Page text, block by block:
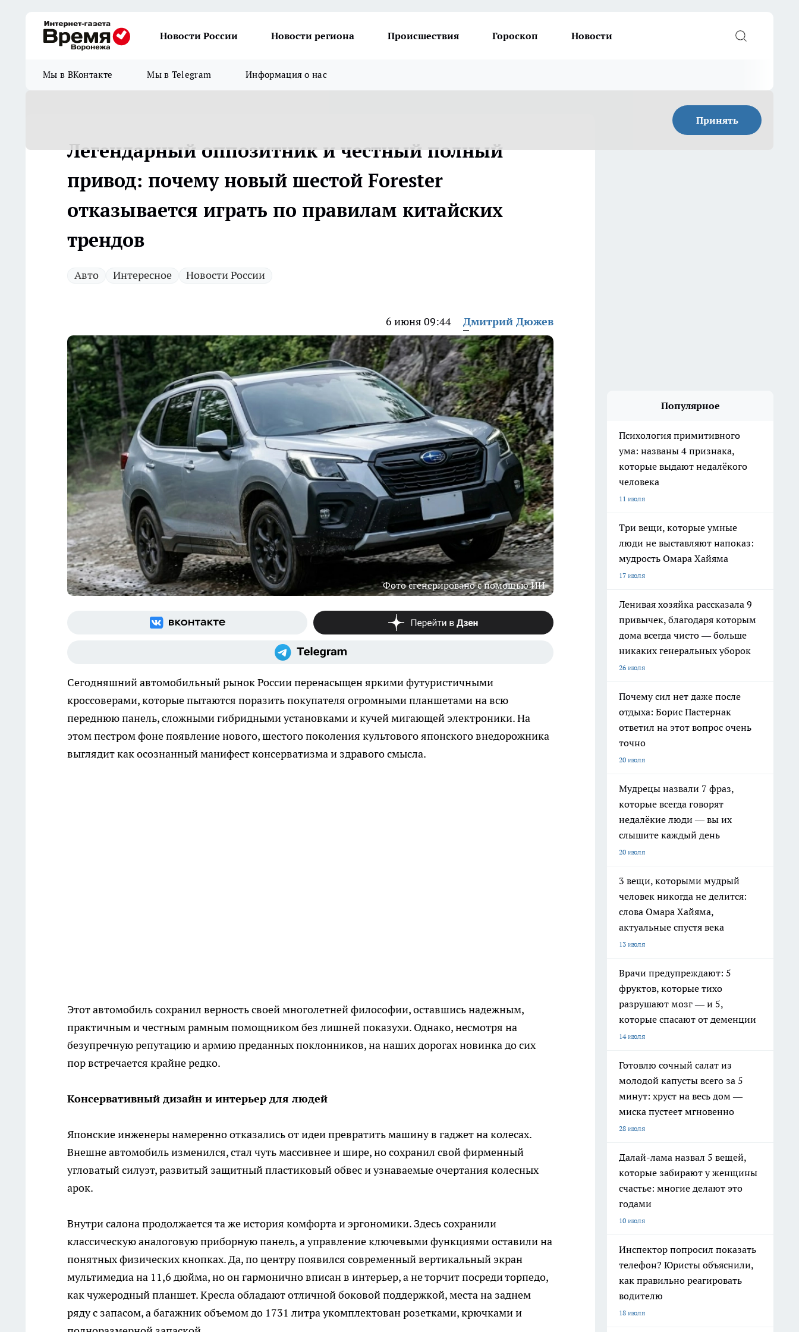
Новости России Новости региона Происшествия Гороскоп Новости
Мы в ВКонтакте Мы в Telegram Информация о нас
Принять
Легендарный оппозитник и честный полный
привод: почему новый шестой Forester
отказывается играть по правилам китайских
трендов
Авто Интересное Новости России
6 июня 09:44 Дмитрий Дюжев
Фото сгенерировано с помощью ИИ
Сегодняшний автомобильный рынок России перенасыщен яркими футуристичными
кроссоверами, которые пытаются поразить покупателя огромными планшетами на всю
переднюю панель, сложными гибридными установками и кучей мигающей электроники. На
этом пестром фоне появление нового, шестого поколения культового японского внедорожника
выглядит как осознанный манифест консерватизма и здравого смысла.
Этот автомобиль сохранил верность своей многолетней философии, оставшись надежным,
практичным и честным рамным помощником без лишней показухи. Однако, несмотря на
безупречную репутацию и армию преданных поклонников, на наших дорогах новинка до сих
пор встречается крайне редко.
Консервативный дизайн и интерьер для людей
Японские инженеры намеренно отказались от идеи превратить машину в гаджет на колесах.
Внешне автомобиль изменился, стал чуть массивнее и шире, но сохранил свой фирменный
угловатый силуэт, развитый защитный пластиковый обвес и узнаваемые очертания колесных
арок.
Внутри салона продолжается та же история комфорта и эргономики. Здесь сохранили
классическую аналоговую приборную панель, а управление ключевыми функциями оставили на
понятных физических кнопках. Да, по центру появился современный вертикальный экран
мультимедиа на 11,6 дюйма, но он гармонично вписан в интерьер, а не торчит посреди торпедо,
как чужеродный планшет. Кресла обладают отличной боковой поддержкой, места на заднем
ряду с запасом, а багажник объемом до 1731 литра укомплектован розетками, крючками и
Популярное
Психология примитивного
ума: названы 4 признака,
которые выдают недалёкого
человека
11 июля
Три вещи, которые умные
люди не выставляют напоказ:
мудрость Омара Хайяма
17 июля
Ленивая хозяйка рассказала 9
привычек, благодаря которым
дома всегда чисто — больше
никаких генеральных уборок
26 июля
Почему сил нет даже после
отдыха: Борис Пастернак
ответил на этот вопрос очень
точно
20 июля
Мудрецы назвали 7 фраз,
которые всегда говорят
недалёкие люди — вы их
слышите каждый день
20 июля
3 вещи, которыми мудрый
человек никогда не делится:
слова Омара Хайяма,
актуальные спустя века
13 июля
Врачи предупреждают: 5
фруктов, которые тихо
разрушают мозг — и 5,
которые спасают от деменции
14 июля
Готовлю сочный салат из
молодой капусты всего за 5
минут: хруст на весь дом —
миска пустеет мгновенно
28 июля
Далай-лама назвал 5 вещей,
которые забирают у женщины
счастье: многие делают это
годами
10 июля
Инспектор попросил показать
телефон? Юристы объяснили,
как правильно реагировать
водителю
18 июля